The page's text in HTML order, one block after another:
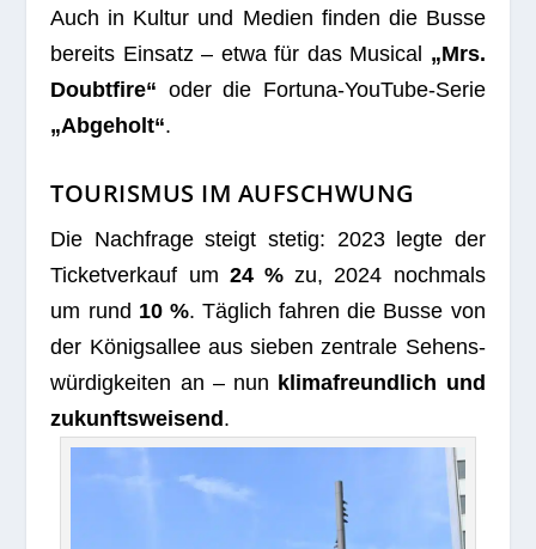
Auch in Kul­tur und Medien fin­den die Busse
bereits Ein­satz – etwa für das Musi­cal „Mrs.
Doubt­fire“ oder die For­tuna-You­Tube-Serie
„Abge­holt“.
TOURISMUS IM AUFSCHWUNG
Die Nach­frage steigt ste­tig: 2023 legte der
Ticket­ver­kauf um 24 % zu, 2024 noch­mals
um rund 10 %. Täg­lich fah­ren die Busse von
der Königs­al­lee aus sie­ben zen­trale Sehens­
wür­dig­kei­ten an – nun kli­ma­freund­lich und
zukunfts­wei­send.